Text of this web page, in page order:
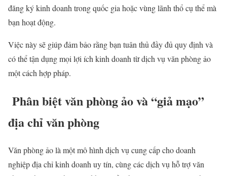
đăng ký kinh doanh trong quốc gia hoặc vùng lãnh thổ cụ thể mà
bạn hoạt động.
Việc này sẽ giúp đảm bảo rằng bạn tuân thủ đầy đủ quy định và
có thể tận dụng mọi lợi ích kinh doanh từ dịch vụ văn phòng ảo
một cách hợp pháp.
Phân biệt văn phòng ảo và “giả mạo”
địa chỉ văn phòng
Văn phòng ảo là một mô hình dịch vụ cung cấp cho doanh
nghiệp địa chỉ kinh doanh uy tín, cùng các dịch vụ hỗ trợ văn